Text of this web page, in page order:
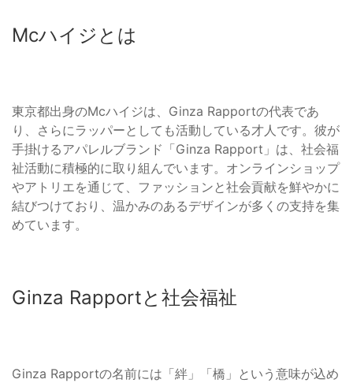
Mcハイジとは
東京都出身のMcハイジは、Ginza Rapportの代表であ
り、さらにラッパーとしても活動している才人です。彼が
手掛けるアパレルブランド「Ginza Rapport」は、社会福
祉活動に積極的に取り組んでいます。オンラインショップ
やアトリエを通じて、ファッションと社会貢献を鮮やかに
結びつけており、温かみのあるデザインが多くの支持を集
めています。
Ginza Rapportと社会福祉
Ginza Rapportの名前には「絆」「橋」という意味が込め